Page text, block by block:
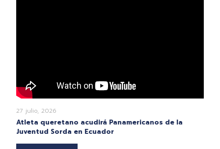
27 julio, 2026
Atleta queretano acudirá Panamericanos de la
Juventud Sorda en Ecuador